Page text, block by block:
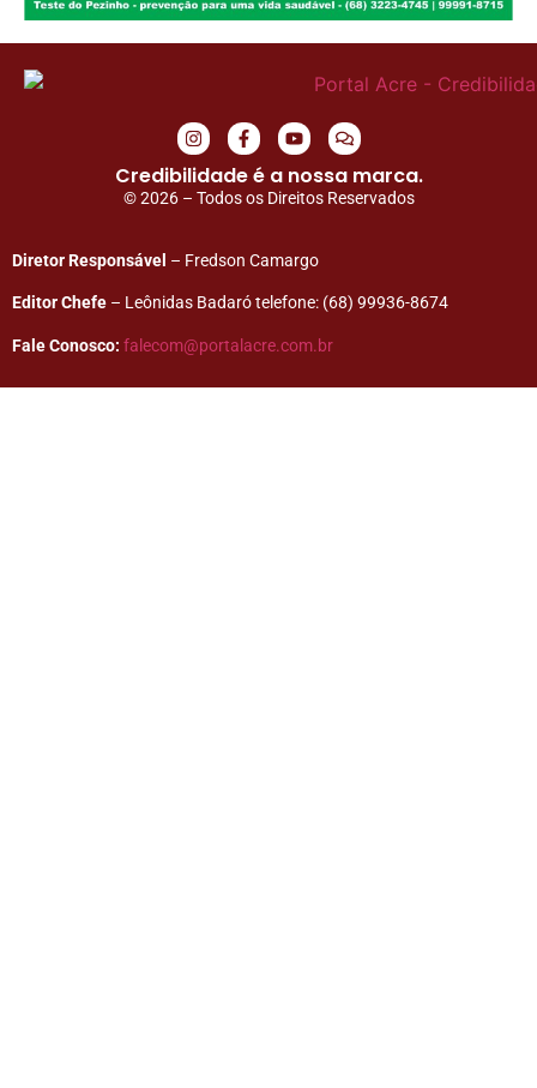
Credibilidade é a nossa marca.
© 2026 – Todos os Direitos Reservados
Diretor Responsável – Fredson Camargo
Editor Chefe – Leônidas Badaró telefone: (68) 99936-8674
Fale Conosco: falecom@portalacre.com.br